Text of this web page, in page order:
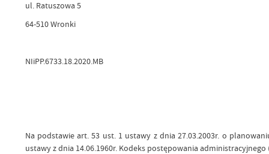
ul. Ratuszowa 5
64-510 Wronki
NIiPP.6733.18.2020.MB
Na podstawie art. 53 ust. 1 ustawy z dnia 27.03.2003r. o
ustawy z dnia 14.06.1960r. Kodeks postępowania administracyjnego